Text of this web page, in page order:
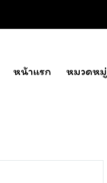
หน้าแรก หมวดหมู่